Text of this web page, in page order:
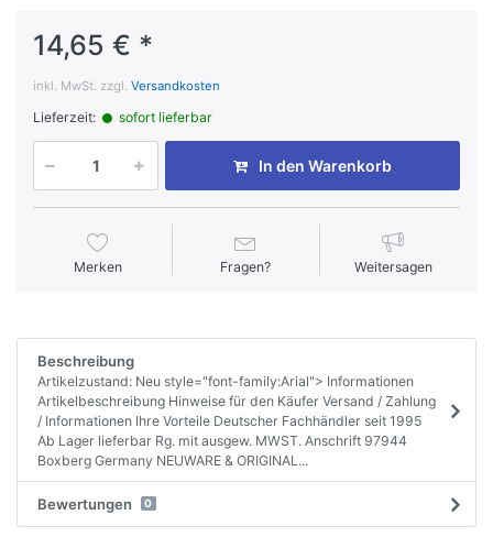
14,65 € *
inkl. MwSt. zzgl. Versandkosten
Lieferzeit: sofort lieferbar
In den Warenkorb
Merken Fragen? Weitersagen
Beschreibung
Artikelzustand: Neu style="font-family:Arial"> Informationen
Artikelbeschreibung Hinweise für den Käufer Versand / Zahlung
/ Informationen Ihre Vorteile Deutscher Fachhändler seit 1995
Ab Lager lieferbar Rg. mit ausgew. MWST. Anschrift 97944
Boxberg Germany NEUWARE & ORIGINAL...
Bewertungen 0